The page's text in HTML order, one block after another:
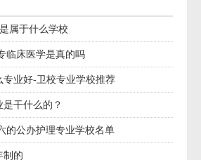
属于什么学校
临床医学是真的吗
业好-卫校专业学校推荐
干什么的？
的公办护理专业学校名单
制的